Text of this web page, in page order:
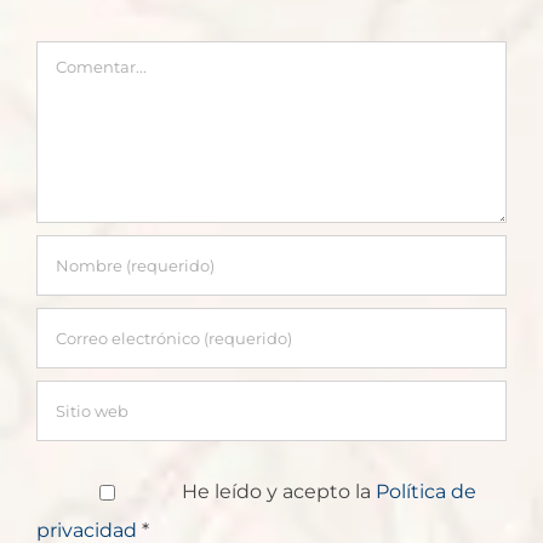
Comentar
He leído y acepto la Política de
privacidad *